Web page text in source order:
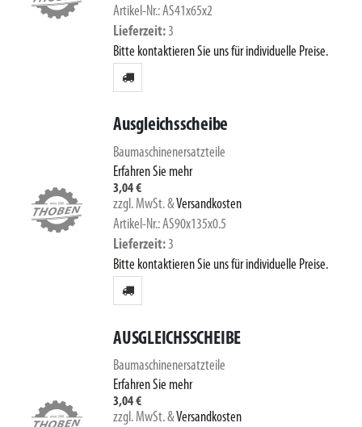
Artikel-Nr.: AS41x65x2
Lieferzeit 3
Bitte kontaktieren Sie uns für individuelle Preise.
Ausgleichsscheibe
Baumaschinenersatzteile
Erfahren Sie mehr
3,04 €
zzgl. MwSt.&Versandkosten
Artikel-Nr.: AS90x135x0.5
Lieferzeit 3
Bitte kontaktieren Sie uns für individuelle Preise.
AUSGLEICHSSCHEIBE
Baumaschinenersatzteile
Erfahren Sie mehr
3,04 €
zzgl. MwSt.&Versandkosten